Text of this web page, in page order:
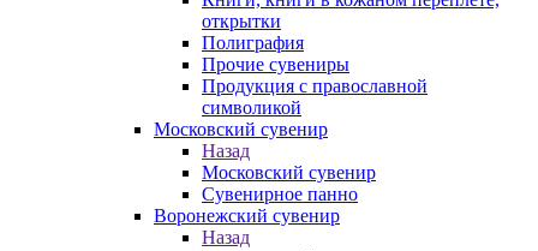
открытки
Полиграфия
Прочие сувениры
Продукция с православной
символикой
Московский сувенир
Назад
Московский сувенир
Сувенирное панно
Воронежский сувенир
Назад